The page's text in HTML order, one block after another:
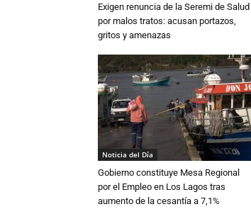
Exigen renuncia de la Seremi de Salud
por malos tratos: acusan portazos,
gritos y amenazas
Noticia del Día
Gobierno constituye Mesa Regional
por el Empleo en Los Lagos tras
aumento de la cesantía a 7,1%